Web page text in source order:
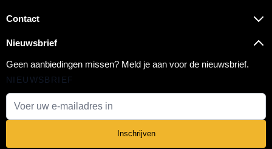
Contact
Nieuwsbrief
Geen aanbiedingen missen? Meld je aan voor de nieuwsbrief.
NIEUWSBRIEF
Inschrijven